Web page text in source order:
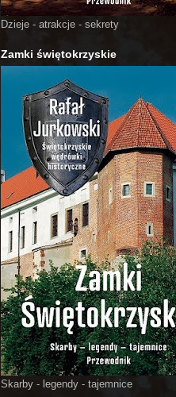
Dzieje - atrakcje - sekrety
Zamki świętokrzyskie
Skarby - legendy - tajemnice